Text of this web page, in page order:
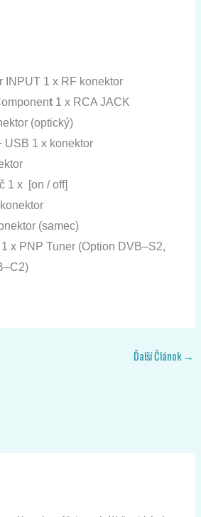
INPUT 1 x RF konektor
t 1 x RCA JACK
(optický)
USB 1 x konektor
1 x [on/ off]
konektor
(samec)
1 x PNP Tuner (Option DVB–S2,
–C2)
Ďalší Článok →